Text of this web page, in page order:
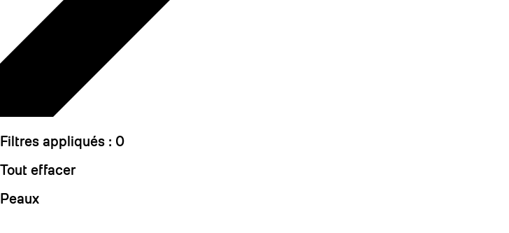
Filtres appliqués : 0
Tout effacer
Peaux